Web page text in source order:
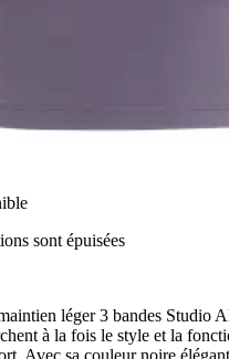
sont épuisées
léger 3 bandes Studio
à la fois le style et la